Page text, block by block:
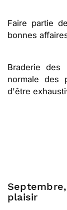
Faire partie
bonnes
Braderie
normale des
d'être
plaisir